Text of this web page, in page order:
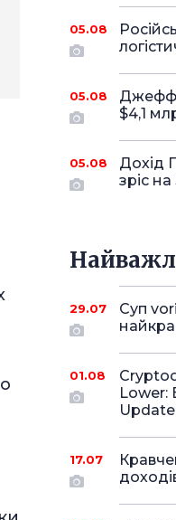
05.08
05.08
Джефф
$4,1
05.08
Дохід
зріс на
29.07
Суп
01.08
Lower:
17.07